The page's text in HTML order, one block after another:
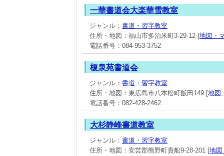
一華書道会大楽華雪教室
ジャンル： 書道・習字教室
住所・地図：福山市多治米町3-29-12 [地図・
電話番号：084-953-3752
榎泉苑書道会
ジャンル： 書道・習字教室
住所・地図：東広島市八本松町飯田149 [地図
電話番号：082-428-2462
大杉静峰書道教室
ジャンル： 書道・習字教室
住所・地図：安芸郡熊野町貴船9-28-201 [地図